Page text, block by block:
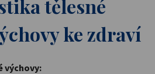
tělesné
ke zdraví
výchovy: